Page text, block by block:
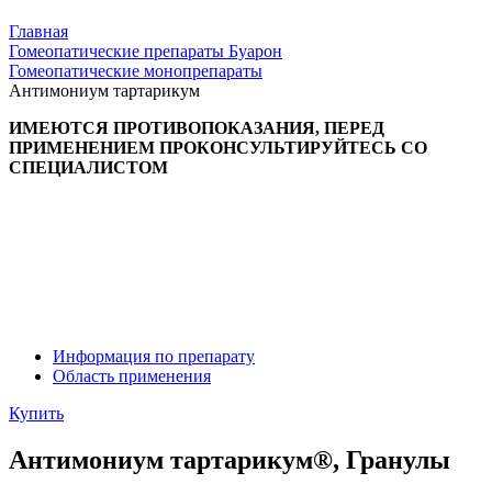
Главная
Гомеопатические препараты Буарон
Гомеопатические монопрепараты
Антимониум тартарикум
ИМЕЮТСЯ ПРОТИВОПОКАЗАНИЯ, ПЕРЕД
ПРИМЕНЕНИЕМ ПРОКОНСУЛЬТИРУЙТЕСЬ СО
СПЕЦИАЛИСТОМ
Информация по препарату
Область применения
Купить
Антимониум тартарикум®, Гранулы